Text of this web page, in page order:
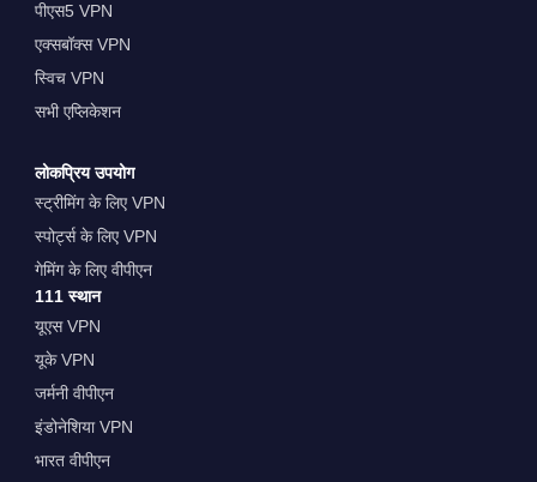
पीएस5 VPN
एक्सबॉक्स VPN
स्विच VPN
सभी एप्लिकेशन
लोकप्रिय उपयोग
स्ट्रीमिंग के लिए VPN
स्पोर्ट्स के लिए VPN
गेमिंग के लिए वीपीएन
111 स्थान
यूएस VPN
यूके VPN
जर्मनी वीपीएन
इंडोनेशिया VPN
भारत वीपीएन